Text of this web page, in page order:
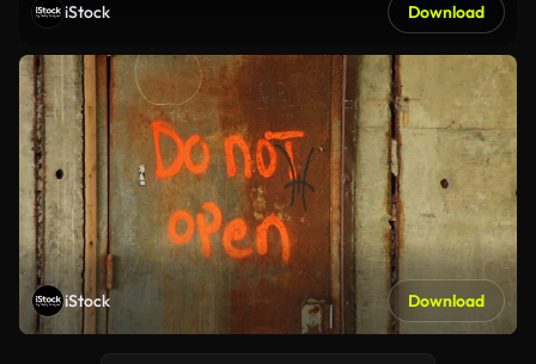
iStock Download
iStock Download